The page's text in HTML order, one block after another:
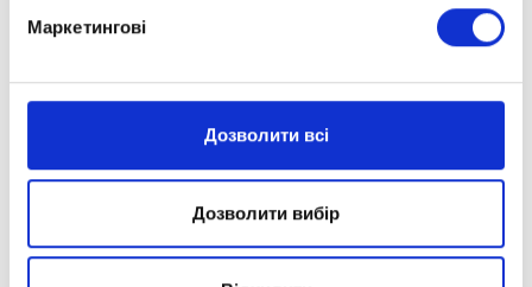
Маркетингові
Дозволити всі
Дозволити вибір